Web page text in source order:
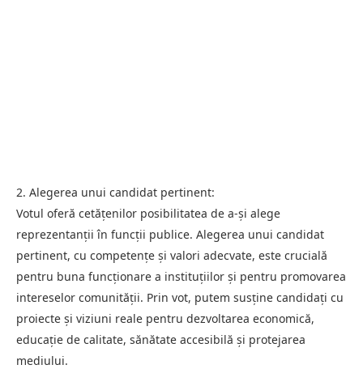
2. Alegerea unui candidat pertinent:
Votul oferă cetățenilor posibilitatea de a-și alege
reprezentanții în funcții publice. Alegerea unui candidat
pertinent, cu competențe și valori adecvate, este crucială
pentru buna funcționare a instituțiilor și pentru promovarea
intereselor comunității. Prin vot, putem susține candidați cu
proiecte și viziuni reale pentru dezvoltarea economică,
educație de calitate, sănătate accesibilă și protejarea
mediului.